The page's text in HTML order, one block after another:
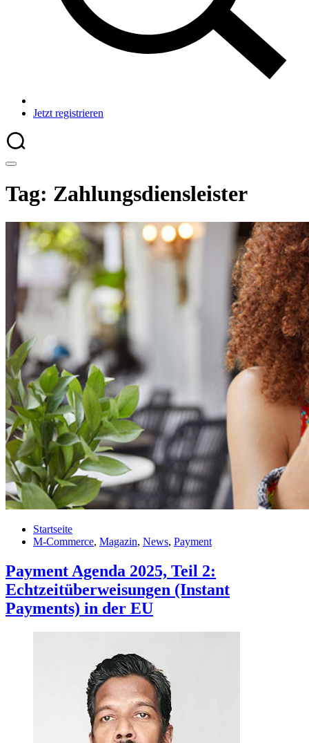
Jetzt registrieren
Tag: Zahlungsdiensleister
Startseite
M-Commerce, Magazin, News, Payment
Payment Agenda 2025, Teil 2:
Echtzeitüberweisungen (Instant
Payments) in der EU